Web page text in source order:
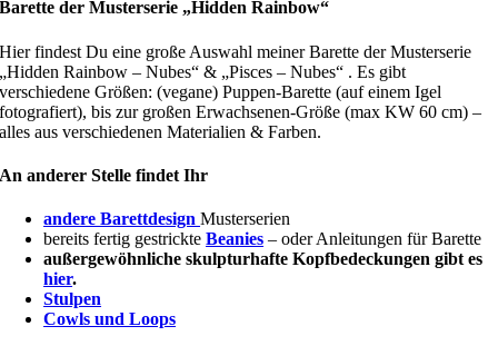
Barette der Musterserie „Hidden Rainbow“
Hier findest Du eine große Auswahl meiner Barette der Musterserie
„Hidden Rainbow – Nubes“ & „Pisces – Nubes“ . Es gibt
verschiedene Größen: (vegane) Puppen-Barette (auf einem Igel
fotografiert), bis zur großen Erwachsenen-Größe (max KW 60 cm) –
alles aus verschiedenen Materialien & Farben.
An anderer Stelle findet Ihr
andere BarettdesignMusterserien
bereits fertig gestrickteBeanies – oder Anleitungen für Barette
außergewöhnliche skulpturhafte Kopfbedeckungen gibt es
hier.
Stulpen
Cowls und Loops